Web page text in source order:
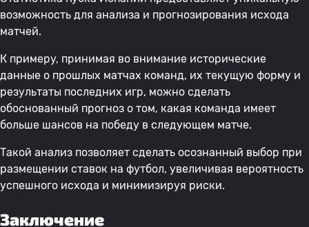
возможность для анализа и прогнозирования исхода
матчей.
К примеру, принимая во внимание исторические
данные о прошлых матчах команд, их текущую форму и
результаты последних игр, можно сделать
обоснованный прогноз о том, какая команда имеет
больше шансов на победу в следующем матче.
Такой анализ позволяет сделать осознанный выбор при
размещении ставок на футбол, увеличивая вероятность
успешного исхода и минимизируя риски.
Заключение